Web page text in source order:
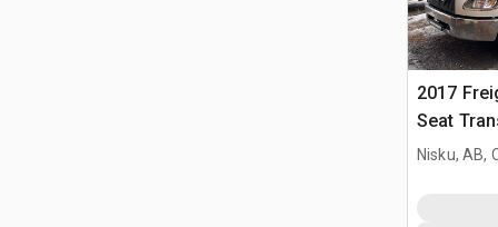
2017
Seat
Nisku, AB,